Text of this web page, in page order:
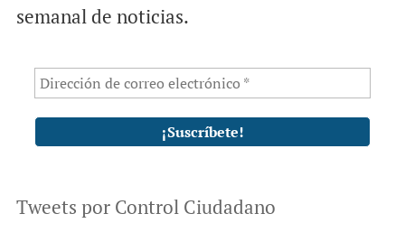
semanal de noticias.
Tweets por Control Ciudadano